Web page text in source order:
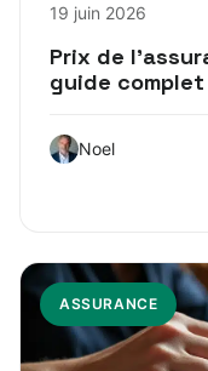
19 juin 2026
Prix de
guide
Noel
ASSURANCE